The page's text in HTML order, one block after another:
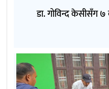
डा. गोविन्द केसीसँग